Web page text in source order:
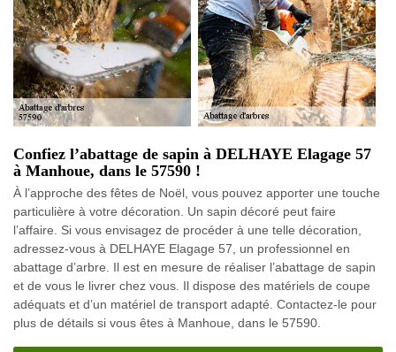
Confiez l’abattage de sapin à DELHAYE Elagage 57
à Manhoue, dans le 57590 !
À l’approche des fêtes de Noël, vous pouvez apporter une touche
particulière à votre décoration. Un sapin décoré peut faire
l’affaire. Si vous envisagez de procéder à une telle décoration,
adressez-vous à DELHAYE Elagage 57, un professionnel en
abattage d’arbre. Il est en mesure de réaliser l’abattage de sapin
et de vous le livrer chez vous. Il dispose des matériels de coupe
adéquats et d’un matériel de transport adapté. Contactez-le pour
plus de détails si vous êtes à Manhoue, dans le 57590.